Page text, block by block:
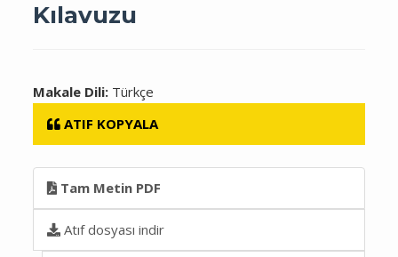
Kılavuzu
Makale Dili: Türkçe
ATIF KOPYALA
Tam Metin PDF
Atıf dosyası indir